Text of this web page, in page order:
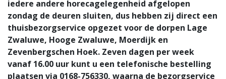
iedere andere horecagelegenheid afgelopen
zondag de deuren sluiten, dus hebben zij direct een
thuisbezorgservice opgezet voor de dorpen Lage
Zwaluwe, Hooge Zwaluwe, Moerdijk en
Zevenbergschen Hoek. Zeven dagen per week
vanaf 16.00 uur kunt u een telefonische bestelling
plaatsen via 0168-756330, waarna de bezorgservice